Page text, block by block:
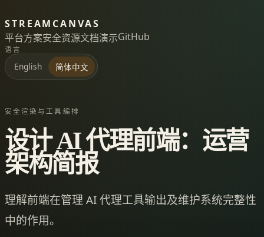
STREAMCANVAS
平台方案安全资源文档演示GitHub
语言
English 简体中文
安全渲染与工具编排
设计 AI 代理前端：运营
架构简报
理解前端在管理 AI 代理工具输出及维护系统完整性
中的作用。